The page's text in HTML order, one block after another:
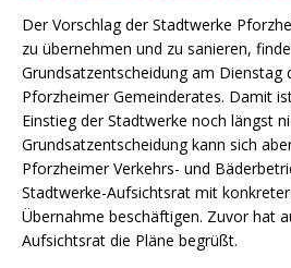
Der Vorschlag der Stadtwerke
zu übernehmen und zu sanieren,
Grundsatzentscheidung am Dienstag
Pforzheimer Gemeinderates. Damit
Einstieg der Stadtwerke noch längst
Grundsatzentscheidung kann sich
Pforzheimer Verkehrs- und
Stadtwerke-Aufsichtsrat mit
Übernahme beschäftigen. Zuvor hat
Aufsichtsrat die Pläne begrüßt.